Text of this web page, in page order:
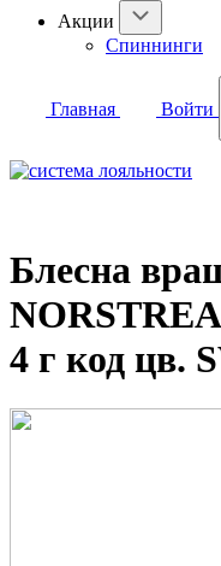
Акции
Спиннинги
Главная Войти
Блесна
4 г код цв.